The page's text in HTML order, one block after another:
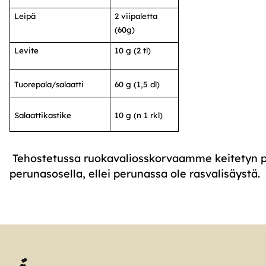
Leipä
2 viipaletta
(60g)
Levite 10 g (2 tl)
Tuorepala/salaatti 60 g (1,5 dl)
Salaattikastike 10 g (n 1 rkl)
Tehostetussa ruokavaliosskorvaamme keitetyn
perunasosella, ellei perunassa ole rasvalisäystä.